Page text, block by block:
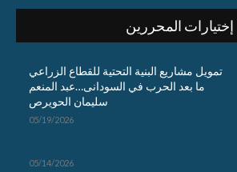
إختيارات المحررين
تمويل مشاريع البنية التحتية للقطاع الزراعي
ما بعد الحرب في السودانى…عبد المنعم
سليمان الحويرص
05/19/2026
05/14/2026